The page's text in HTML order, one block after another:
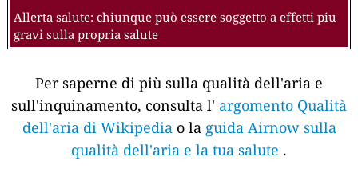
Allerta salute: chiunque può essere soggetto a effetti piu
gravi sulla propria salute
Per saperne di più sulla qualità dell'aria e
sull'inquinamento, consulta l' argomento Qualità
dell'aria di Wikipediao la guida Airnow sulla
qualità dell'aria e la tua salute .